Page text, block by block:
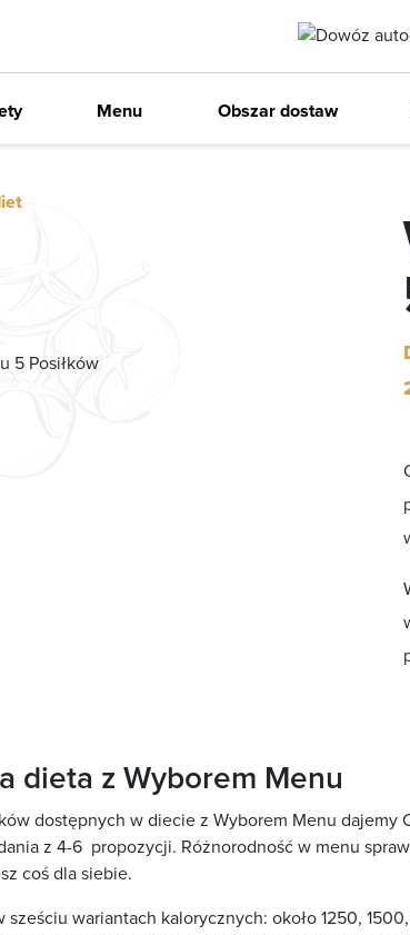
Item
Menu Obszar dostaw
dieta z Wyborem Menu
dostępnych w diecie z Wyborem Menu dajemy
z 4-6 propozycji. Różnorodność w menu
coś dla siebie.
wariantach kalorycznych: około 1250, 1500,